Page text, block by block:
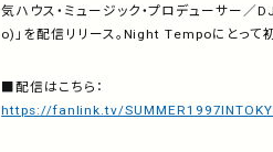
気ハウス・ミュージック・プロデューサー／DJ
o)」を配信リリース。Night Tempoにとって
■配信はこちら：
https://fanlink.tv/